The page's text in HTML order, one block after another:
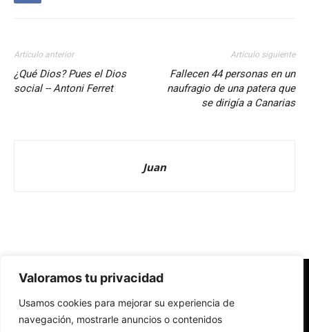
Valoramos tu privacidad
Usamos cookies para mejorar su experiencia de
navegación, mostrarle anuncios o contenidos
Artículo anterior
¿Qué Dios? Pues el Dios
social -- Antoni Ferret
Artículo siguiente
Fallecen 44 personas en un
naufragio de una patera que
se dirigía a Canarias
Juan
Redes Cristianas
Una mirada alternativa sobre la Iglesia católica y la sociedad
- Colectivos de Redes Cristianas